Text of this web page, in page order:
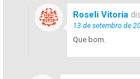
Roseli Vitoria
13 de setembro de
Que bom.